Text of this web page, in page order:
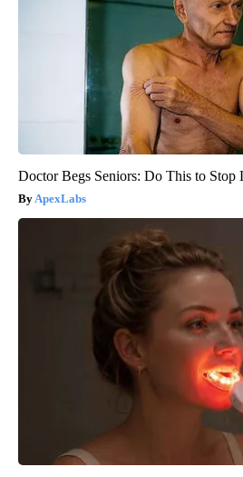
Doctor Begs Seniors: Do This to Stop
ApexLabs